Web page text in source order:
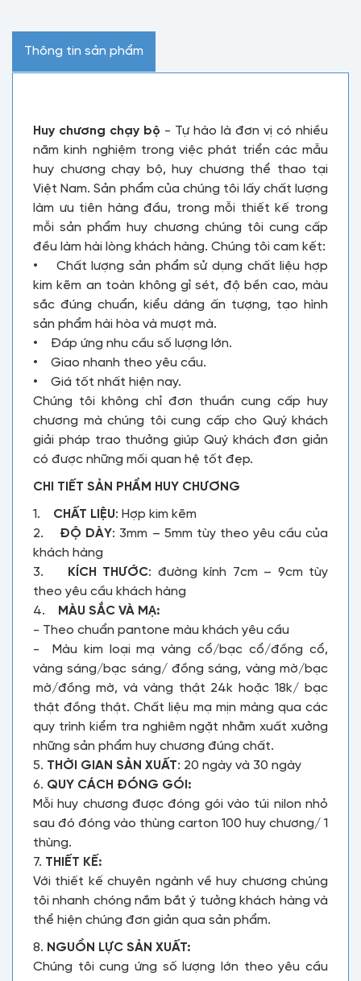
Thông tin sản phẩm
Huy chương chạy bộ - Tự hào là đơn vị có nhiều
năm kinh nghiệm trong việc phát triển các mẫu
huy chương chạy bộ, huy chương thể thao tại
Việt Nam. Sản phẩm của chúng tôi lấy chất lượng
làm ưu tiên hàng đầu, trong mỗi thiết kế trong
mỗi sản phẩm huy chương chúng tôi cung cấp
đều làm hài lòng khách hàng. Chúng tôi cam kết:
• Chất lượng sản phẩm sử dụng chất liệu hợp
kim kẽm an toàn không gỉ sét, độ bền cao, màu
sắc đúng chuẩn, kiểu dáng ấn tượng, tạo hình
sản phẩm hài hòa và mượt mà.
• Đáp ứng nhu cầu số lượng lớn.
• Giao nhanh theo yêu cầu.
• Giá tốt nhất hiện nay.
Chúng tôi không chỉ đơn thuần cung cấp huy
chương mà chúng tôi cung cấp cho Quý khách
giải pháp trao thưởng giúp Quý khách đơn giản
có được những mối quan hệ tốt đẹp.
CHI TIẾT SẢN PHẨM HUY CHƯƠNG
1. CHẤT LIỆU: Hợp kim kẽm
2. ĐỘ DÀY: 3mm – 5mm tùy theo yêu cầu của
khách hàng
3.
KÍCH THƯỚC: đường kính 7cm – 9cm tùy
theo yêu cầu khách hàng
4.
MÀU SẮC VÀ MẠ:
- Theo chuẩn pantone màu khách yêu cầu
- Màu kim loại mạ vàng cổ/bạc cổ/đồng cổ,
vàng sáng/bạc sáng/ đồng sáng, vàng mờ/bạc
mờ/đồng mờ, và vàng thật 24k hoặc 18k/ bạc
thật đồng thật. Chất liệu mạ mịn màng qua các
quy trình kiểm tra nghiêm ngặt nhằm xuất xưởng
những sản phẩm huy chương đúng chất.
5. THỜI GIAN SẢN XUẤT: 20 ngày và 30 ngày
6. QUY CÁCH ĐÓNG GÓI:
Mỗi huy chương được đóng gói vào túi nilon nhỏ
sau đó đóng vào thùng carton 100 huy chương/ 1
thùng.
7. THIẾT KẾ:
Với thiết kế chuyên ngành về huy chương chúng
tôi nhanh chóng nắm bắt ý tưởng khách hàng và
thể hiện chúng đơn giản qua sản phẩm.
8. NGUỒN LỰC SẢN XUẤT:
Chúng tôi cung ứng số lượng lớn theo yêu cầu